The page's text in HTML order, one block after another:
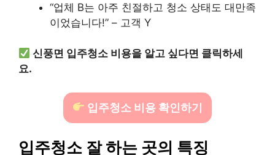
“업체 B는 아주 친절하고 청소 상태도 대만족
이었습니다!” – 고객 Y
신풍면 입주청소 비용을 알고 싶다면 클릭하세
요.
입주청소 비용 확인하기
입주청소 잘 하는 곳의 특징